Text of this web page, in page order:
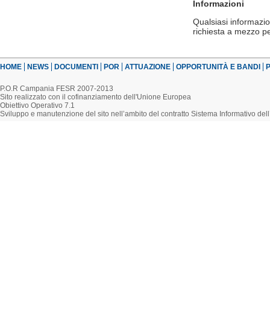
Informazioni
Qualsiasi
richiesta a mezzo
HOME NEWS DOCUMENTI POR ATTUAZIONE OPPORTUNITÀ E BANDI
P.O.R Campania FESR 2007-2013
Sito realizzato con il cofinanziamento dell'Unione Europea
Obiettivo Operativo 7.1
Sviluppo e manutenzione del sito nell’ambito del contratto Sistema Informativo